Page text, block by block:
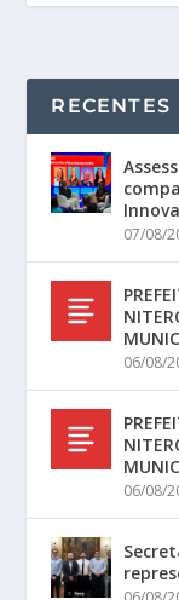
RECENTES
07/08/
06/08/
06/08/